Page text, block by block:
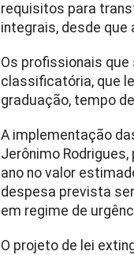
requisitos para
integrais, desde
Os profissionais
classificatória, que
graduação, tempo
A implementação
Jerônimo
ano no valor
despesa prevista
em regime de
O projeto de lei